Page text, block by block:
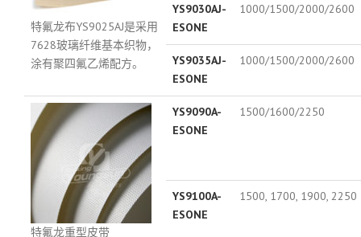
特氟龙布YS9025AJ是采用
7628玻璃纤维基本织物，
涂有聚四氟乙烯配方。
YS9030AJ-
ESONE
1000/1500/2000/2600
YS9035AJ-
ESONE
1000/1500/2000/2600
特氟龙重型皮带
YS9090A-
ESONE
1500/1600/2250
YS9100A-
ESONE
1500, 1700, 1900, 2250